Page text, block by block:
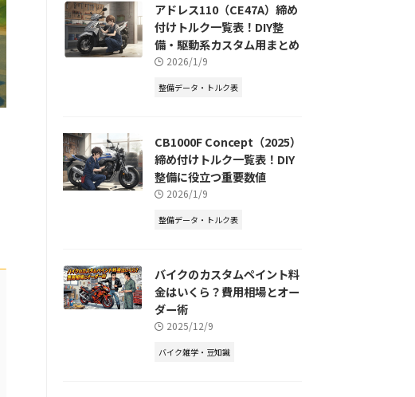
アドレス110（CE47A）締め
付けトルク一覧表！DIY整
備・駆動系カスタム用まとめ
2026/1/9
整備データ・トルク表
CB1000F Concept（2025）
締め付けトルク一覧表！DIY
整備に役立つ重要数値
2026/1/9
整備データ・トルク表
バイクのカスタムペイント料
金はいくら？費用相場とオー
ダー術
2025/12/9
バイク雑学・豆知識